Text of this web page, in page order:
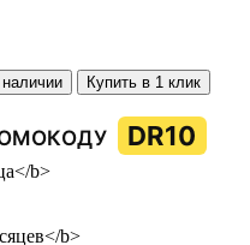
Купить в 1 клик
DR10